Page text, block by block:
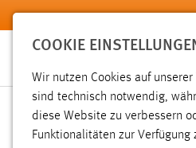
Zum Hauptinhalt springen
SUCHE
COOKIE
Wir nutzen Cookies auf
sind technisch notwendig,
diese Website zu verbessern
Funktionalitäten zur Verfügung